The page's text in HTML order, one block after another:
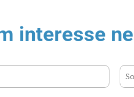
interesse